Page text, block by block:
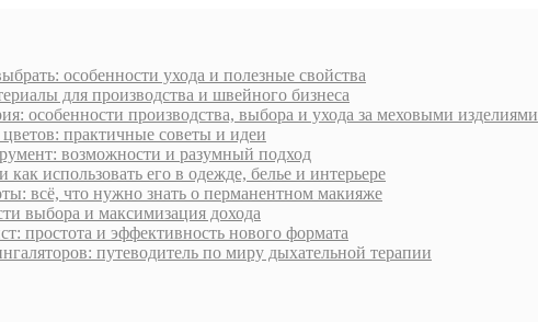
особенности ухода и полезные свойства
для производства и швейного бизнеса
особенности производства, выбора и ухода за меховыми изделиями
практичные советы и идеи
возможности и разумный подход
использовать его в одежде, белье и интерьере
всё, что нужно знать о перманентном макияже
выбора и максимизация дохода
простота и эффективность нового формата
путеводитель по миру дыхательной терапии